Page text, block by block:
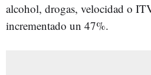
alcohol, drogas, velocidad o
incrementado un 47%.